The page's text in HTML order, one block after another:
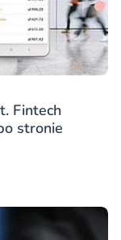
Fintech
stronie